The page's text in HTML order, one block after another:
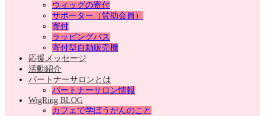
ウィッグの寄付
サポーター（賛助会員）
寄付
ラッピングバス
寄付型自動販売機
応援メッセージ
活動紹介
パートナーサロンとは
パートナーサロン情報
WigRing BLOG
カフェで学ぼうがんのこと